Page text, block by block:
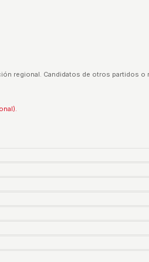
regional. Candidatos de otros partidos